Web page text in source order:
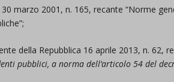
marzo 2001, n. 165, recante “Norme
della Repubblica 16 aprile 2013, n. 62,
pubblici, a norma dell’articolo 54 del